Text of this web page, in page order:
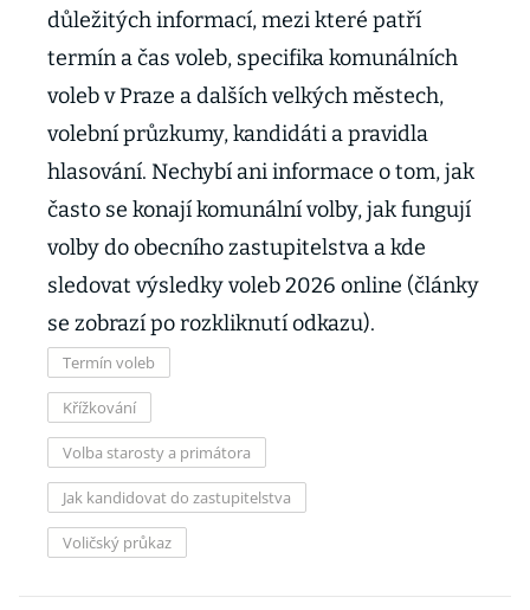
důležitých informací, mezi které patří
termín a čas voleb, specifika komunálních
voleb v Praze a dalších velkých městech,
volební průzkumy, kandidáti a pravidla
hlasování. Nechybí ani informace o tom, jak
často se konají komunální volby, jak fungují
volby do obecního zastupitelstva a kde
sledovat výsledky voleb 2026 online (články
se zobrazí po rozkliknutí odkazu).
Termín voleb
Křížkování
Volba starosty a primátora
Jak kandidovat do zastupitelstva
Voličský průkaz